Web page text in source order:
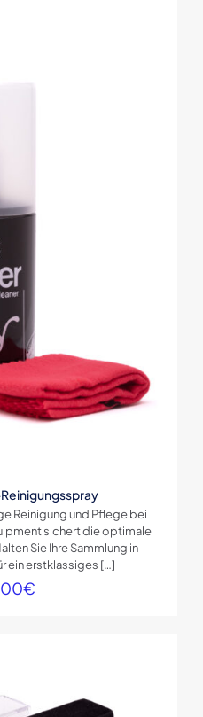
Reinigung und Pflege bei
sichert die optimale
Sie Ihre Sammlung in
ein erstklassiges […]
€